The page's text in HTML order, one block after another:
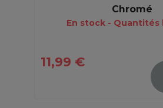
Chromé
En stock - Quantités
11,99 €